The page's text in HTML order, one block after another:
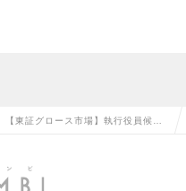
【東証グロース市場】執行役員候補
歓迎◆一つの事業部全体を統括の求